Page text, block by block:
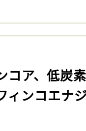
コア、低炭
ィンコエナ